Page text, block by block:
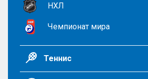
НХЛ
Чемпионат мира
Теннис